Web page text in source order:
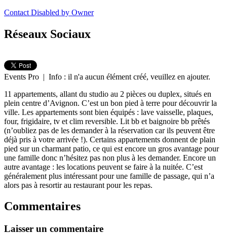
Contact Disabled by Owner
Réseaux Sociaux
Events Pro | Info : il n'a aucun élément créé, veuillez en ajouter.
11 appartements, allant du studio au 2 pièces ou duplex, situés en
plein centre d’Avignon. C’est un bon pied à terre pour découvrir la
ville. Les appartements sont bien équipés : lave vaisselle, plaques,
four, frigidaire, tv et clim reversible. Lit bb et baignoire bb prêtés
(n’oubliez pas de les demander à la réservation car ils peuvent être
déjà pris à votre arrivée !). Certains appartements donnent de plain
pied sur un charmant patio, ce qui est encore un gros avantage pour
une famille donc n’hésitez pas non plus à les demander. Encore un
autre avantage : les locations peuvent se faire à la nuitée. C’est
généralement plus intéressant pour une famille de passage, qui n’a
alors pas à resortir au restaurant pour les repas.
Commentaires
Laisser un commentaire